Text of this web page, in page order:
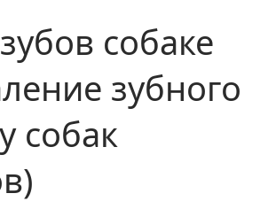
собаке
зубного
собак